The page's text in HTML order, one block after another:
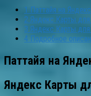
1 Паттайя на
2 Яндекс Карты
3 Яндекс Карты для
4 Подробное
Паттайя на
Яндекс Карты